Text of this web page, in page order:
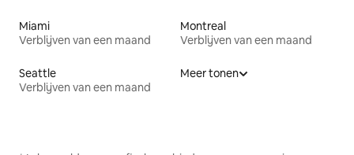
Miami
Verblijven van een maand
Montreal
Verblijven van een maand
Seattle
Verblijven van een maand
Meer tonen